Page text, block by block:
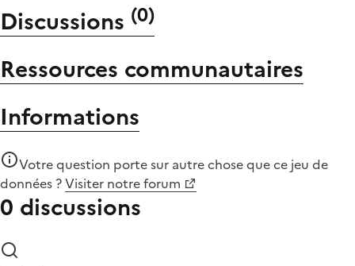
Discussions (0)
Ressources communautaires
Informations
Votre question porte sur autre chose quece jeu de
données ?Visiter notre forum
0 discussions